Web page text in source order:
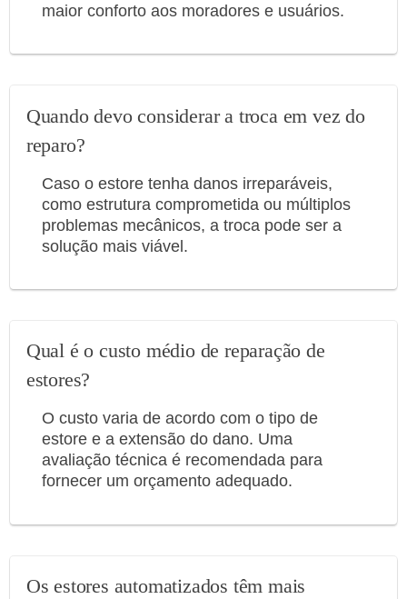
maior conforto aos moradores e usuários.
Quando devo considerar a troca em vez do
reparo?
Caso o estore tenha danos irreparáveis,
como estrutura comprometida ou múltiplos
problemas mecânicos, a troca pode ser a
solução mais viável.
Qual é o custo médio de reparação de
estores?
O custo varia de acordo com o tipo de
estore e a extensão do dano. Uma
avaliação técnica é recomendada para
fornecer um orçamento adequado.
Os estores automatizados têm mais